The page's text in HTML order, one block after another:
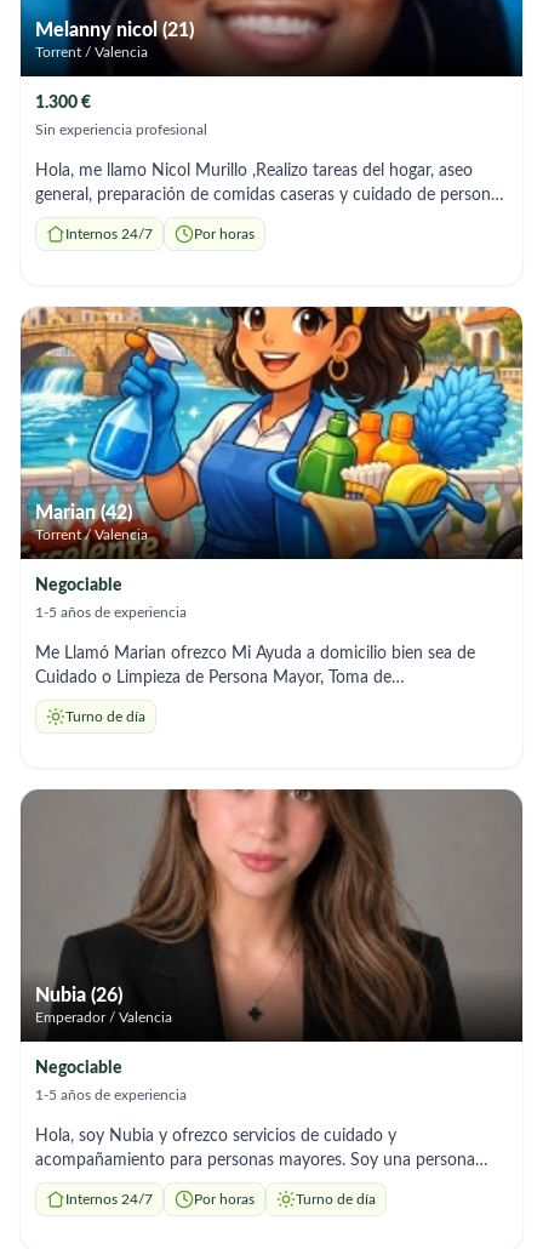
Melanny nicol (21)
Torrent / Valencia
1.300 €
Sin experiencia profesional
Hola, me llamo Nicol Murillo ,Realizo tareas del hogar, aseo
general, preparación de comidas caseras y cuidado de personas
mayores. Seriedad y experiencia. Horarios flexibles según
necesites Soy trabajadora, cariñosa y muy organizada. Me
Internos 24/7 Por horas
Marian (42)
Torrent / Valencia
Negociable
1-5 años de experiencia
Me Llamó Marian ofrezco Mi Ayuda a domicilio bien sea de
Cuidado o Limpieza de Persona Mayor, Toma de
medicación,aseo personal, consultas clínicas, tareas del hogar,
Turno de día
Nubia (26)
Emperador / Valencia
Negociable
1-5 años de experiencia
Hola, soy Nubia y ofrezco servicios de cuidado y
acompañamiento para personas mayores. Soy una persona
muy paciente, responsable, alegre y, sobre todo, muy humana.
Tengo experiencia cuidando a personas dependientes,
Internos 24/7 Por horas Turno de día